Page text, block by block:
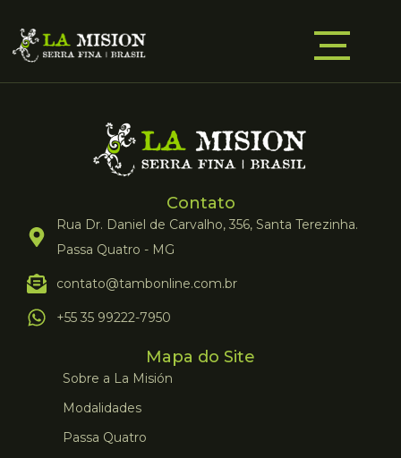
Contato
Rua Dr. Daniel de Carvalho, 356, Santa Terezinha.
Passa Quatro - MG
contato@tambonline.com.br
+55 35 99222-7950
Mapa do Site
Sobre a La Misión
Modalidades
Passa Quatro